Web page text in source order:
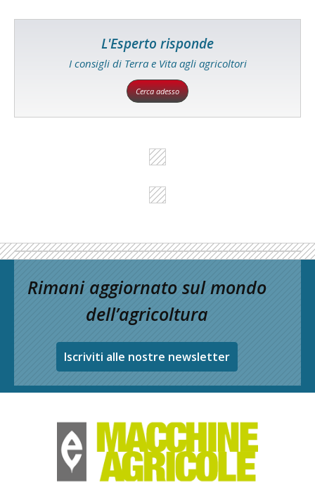
L'Esperto risponde
I consigli di Terra e Vita agli agricoltori
Cerca adesso
Rimani aggiornato sul mondo
dell’agricoltura
Iscriviti alle nostre newsletter